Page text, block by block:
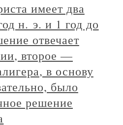
имеет два
н. э. и 1 год до
отвечает
второе —
в основу
было
решение